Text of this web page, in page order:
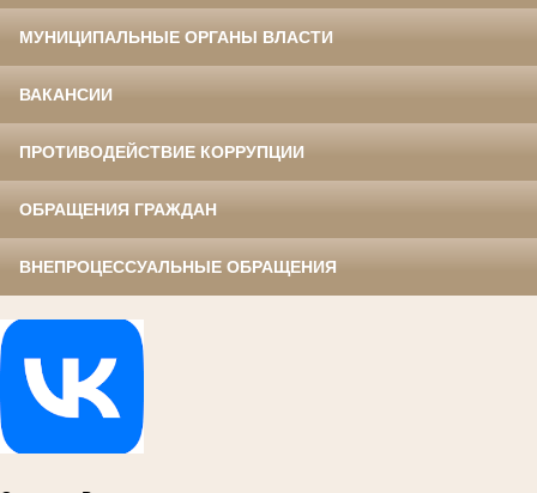
МУНИЦИПАЛЬНЫЕ ОРГАНЫ ВЛАСТИ
ВАКАНСИИ
ПРОТИВОДЕЙСТВИЕ КОРРУПЦИИ
ОБРАЩЕНИЯ ГРАЖДАН
ВНЕПРОЦЕССУАЛЬНЫЕ ОБРАЩЕНИЯ